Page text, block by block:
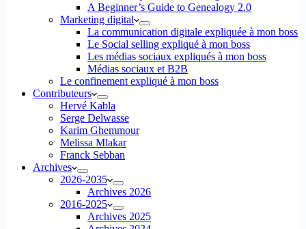
A Beginner’s Guide to Genealogy 2.0
Marketing digital
La communication digitale expliquée à mon boss
Le Social selling expliqué à mon boss
Les médias sociaux expliqués à mon boss
Médias sociaux et B2B
Le confinement expliqué à mon boss
Contributeurs
Hervé Kabla
Serge Delwasse
Karim Ghemmour
Melissa Mlakar
Franck Sebban
Archives
2026-2035
Archives 2026
2016-2025
Archives 2025